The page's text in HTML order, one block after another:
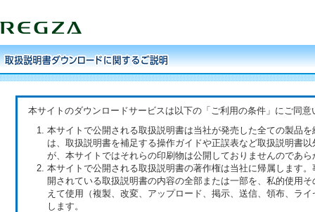
本サイトのダウンロードサービスは以下の「ご利用の条件」にご同
本サイトで公開される取扱説明書は当社が発売した全ての製品
は、取扱説明書を補足する操作ガイドや正誤表など取扱説明書
が、本サイトではそれらの印刷物は公開しておりませんのであ
本サイトで公開される取扱説明書の著作権は当社に帰属します
開されている取扱説明書の内容の全部または一部を、私的使用
えて使用（複製、改変、アップロード、掲示、送信、領布、ラ
します。